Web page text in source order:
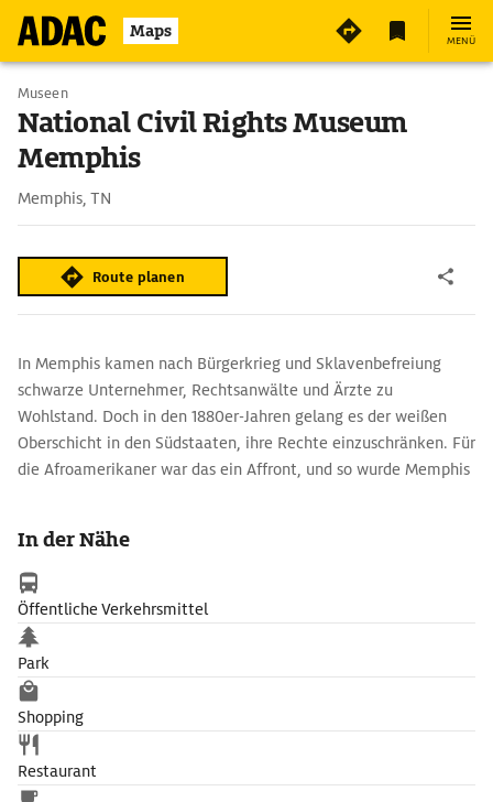
Maps MENÜ
Museen
National Civil Rights Museum
Memphis
Memphis, TN
Route planen
In Memphis kamen nach Bürgerkrieg und Sklavenbefreiung
schwarze Unternehmer, Rechtsanwälte und Ärzte zu
Wohlstand. Doch in den 1880er-Jahren gelang es der weißen
Oberschicht in den Südstaaten, ihre Rechte einzuschränken. Für
die Afroamerikaner war das ein Affront, und so wurde Memphis
National Civil Rights Museum ihren Kampf um
Gleichberechtigung.
In der Nähe
Öffentliche Verkehrsmittel
Park
Shopping
Restaurant